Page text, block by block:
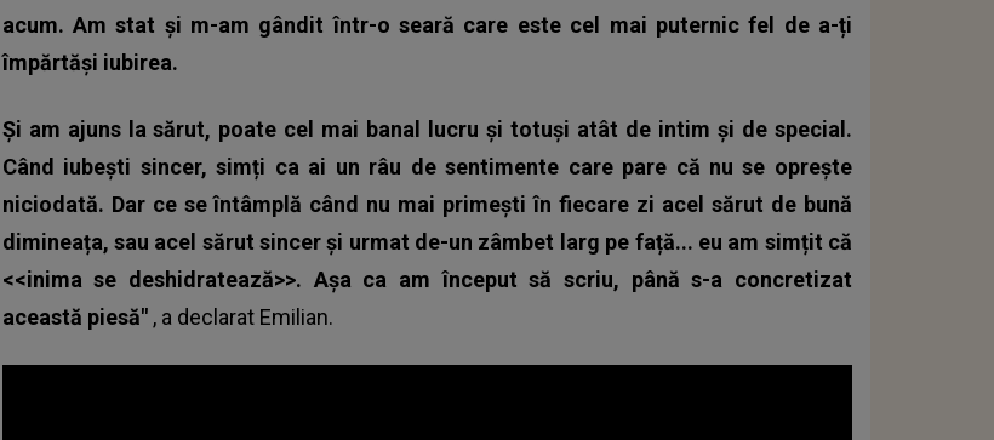
acum. Am stat și m-am gândit într-o seară care este cel mai puternic fel de a-ți
împărtăși iubirea.
Și am ajuns la sărut, poate cel mai banal lucru și totuși atât de intim și de special.
Când iubești sincer, simți ca ai un râu de sentimente care pare că nu se oprește
niciodată. Dar ce se întâmplă când nu mai primești în fiecare zi acel sărut de bună
dimineața, sau acel sărut sincer și urmat de-un zâmbet larg pe față... eu am simțit că
<<inima se deshidratează>>. Așa ca am început să scriu, până s-a concretizat
această piesă" , a declarat Emilian.